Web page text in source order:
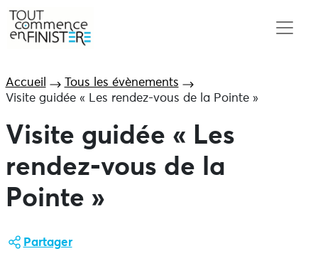
Accueil
Tous les évènements
Visite guidée « Les rendez-vous de la Pointe »
Visite guidée « Les
rendez-vous de la
Pointe »
Partager